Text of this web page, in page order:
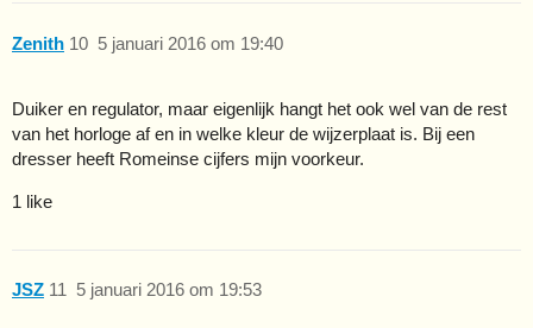
Zenith 5 januari 2016 om 19:40
10
Duiker en regulator, maar eigenlijk hangt het ook wel van de rest
van het horloge af en in welke kleur de wijzerplaat is. Bij een
dresser heeft Romeinse cijfers mijn voorkeur.
1 like
JSZ 5 januari 2016 om 19:53
11